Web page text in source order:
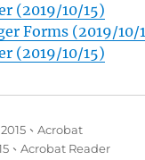
(2019/10/15)
Forms (2019/10/
(2019/10/15)
、Acrobat
、Acrobat Reader